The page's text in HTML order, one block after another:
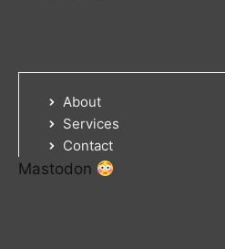
About
Services
Contact
Mastodon